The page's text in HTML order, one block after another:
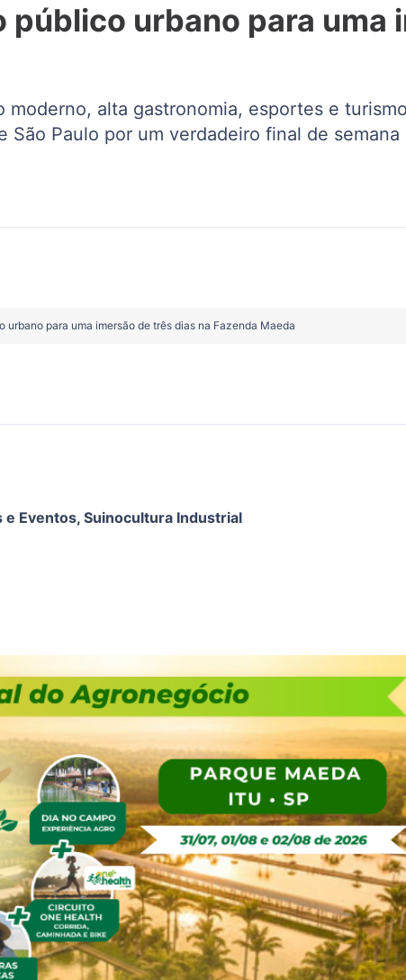
público urbano para uma
moderno, alta gastronomia, esportes e
São Paulo por um verdadeiro final de semana
urbano para uma imersão de três dias na Fazenda Maeda
e Eventos, Suinocultura Industrial